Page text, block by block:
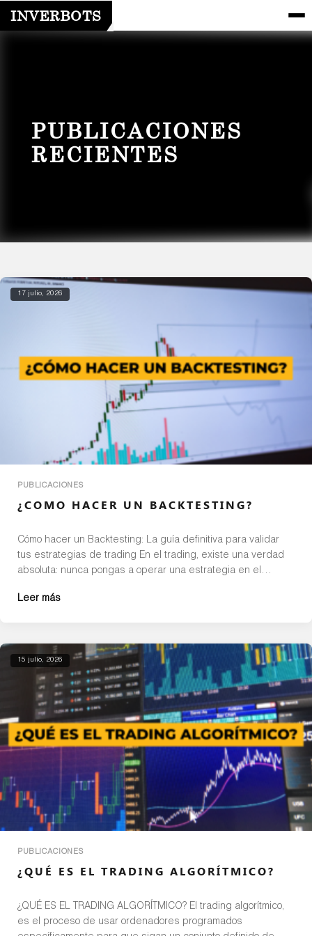
INVERBOTS
PUBLICACIONES
RECIENTES
17 julio, 2026
PUBLICACIONES
¿COMO HACER UN BACKTESTING?
Cómo hacer un Backtesting: La guía definitiva para validar
tus estrategias de trading En el trading, existe una verdad
absoluta: nunca pongas a operar una estrategia en el
pasado. Este proceso de simulación y diagnóstico se conoce
Leer más
15 julio, 2026
PUBLICACIONES
¿QUÉ ES EL TRADING ALGORÍTMICO?
¿QUÉ ES EL TRADING ALGORÍTMICO? El trading algorítmico,
es el proceso de usar ordenadores programados